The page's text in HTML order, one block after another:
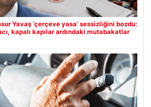
Yavaş ‘çerçeve yasa’ sessizliğini bozdu:
kapalı kapılar ardındaki mutabakatlar